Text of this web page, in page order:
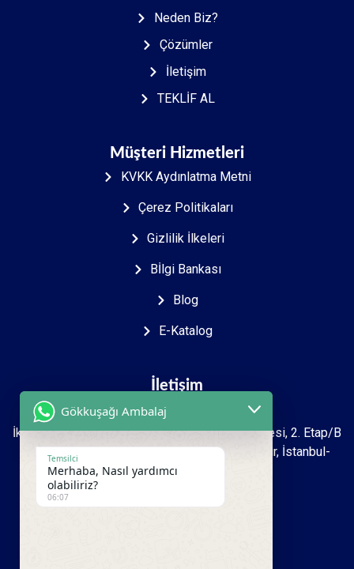
Neden Biz?
Çözümler
İletişim
TEKLİF AL
Müşteri Hizmetleri
KVKK Aydınlatma Metni
Çerez Politikaları
Gizlilik İlkeleri
Bİlgi Bankası
Blog
E-Katalog
İletişim
İkitelli O.S.B Mah. 2723. sokak İpkas Sanayi Sitesi, 2. Etap/B
Ada 7 Zemin 1.kat İşyeri No: 27-39 Başakşehir, İstanbul-
Türkiye
Gökkuşağı Ambalaj
Temsilci
Merhaba, Nasıl yardımcı
olabiliriz?
06:07